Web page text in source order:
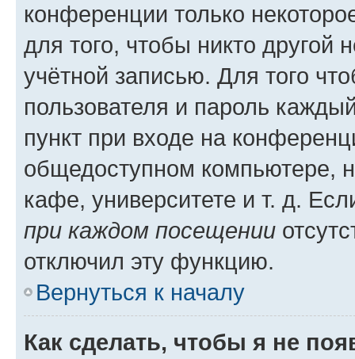
конференции только
для того, чтобы никто другой
учётной записью. Для того
пользователя и пароль
пункт при входе на
общедоступном компьютере,
кафе, университете и т. д.
при каждом посещении
отключил эту функцию.
Вернуться к началу
Как сделать, чтобы я не